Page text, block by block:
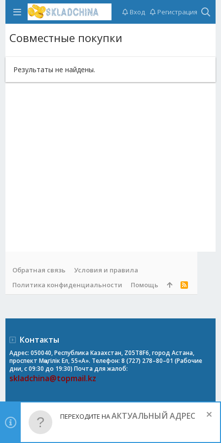
Вход Регистрация
Совместные покупки
Результаты не найдены.
Обратная связь
Условия и правила
Политика конфиденциальности
Помощь
R
Контакты
Адрес: 050040, Республика Казахстан, Z05T8F6, город Астана,
проспект Мәңгілік Ел, 55«А». Телефон: 8 (727) 278–80–01 (Рабочие
дни, с 09:30 до 19:30) Почта для жалоб:
skladchina@topmail.kz
ПЕРЕХОДИТЕ НААКТУАЛЬНЫЙ АДРЕС